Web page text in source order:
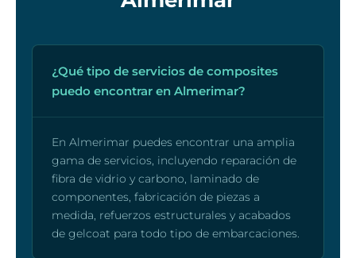
¿Qué tipo de servicios de composites
puedo encontrar en Almerimar?
En Almerimar puedes encontrar una amplia
gama de servicios, incluyendo reparación de
fibra de vidrio y carbono, laminado de
componentes, fabricación de piezas a
medida, refuerzos estructurales y acabados
de gelcoat para todo tipo de embarcaciones.